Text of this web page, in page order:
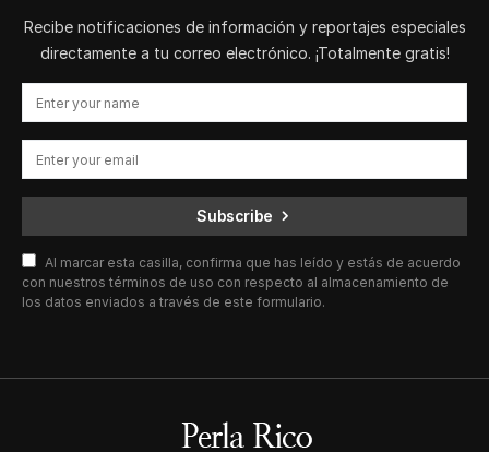
Recibe notificaciones de información y reportajes especiales
directamente a tu correo electrónico. ¡Totalmente gratis!
Subscribe
Al marcar esta casilla, confirma que has leído y estás de acuerdo
con nuestros términos de uso con respecto al almacenamiento de
los datos enviados a través de este formulario.